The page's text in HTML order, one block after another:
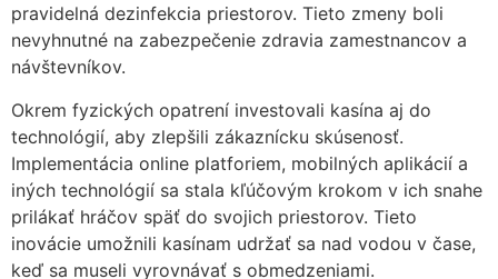
pravidelná dezinfekcia priestorov. Tieto zmeny boli
nevyhnutné na zabezpečenie zdravia zamestnancov a
návštevníkov.
Okrem fyzických opatrení investovali kasína aj do
technológií, aby zlepšili zákaznícku skúsenosť.
Implementácia online platforiem, mobilných aplikácií a
iných technológií sa stala kľúčovým krokom v ich snahe
prilákať hráčov späť do svojich priestorov. Tieto
inovácie umožnili kasínam udržať sa nad vodou v čase,
keď sa museli vyrovnávať s obmedzeniami.